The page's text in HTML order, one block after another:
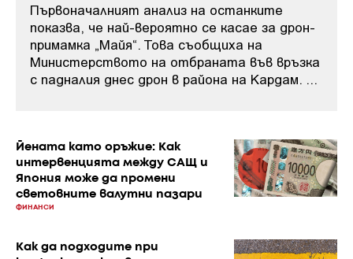
Първоначалният анализ на останките
показва, че най-вероятно се касае за дрон-
примамка „Майя“. Това съобщиха на
Министерството на отбраната във връзка
с падналия днес дрон в района на Кардам. ...
Йената като оръжие: Как
интервенцията между САЩ и
Япония може да промени
световните валутни пазари
ФИНАНСИ
Как да подходите при